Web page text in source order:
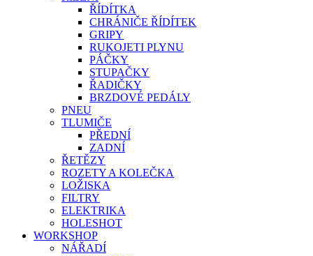
ŘÍDÍTKA
CHRÁNIČE ŘÍDÍTEK
GRIPY
RUKOJETI PLYNU
PÁČKY
STUPAČKY
ŘADIČKY
BRZDOVÉ PEDÁLY
PNEU
TLUMIČE
PŘEDNÍ
ZADNÍ
ŘETĚZY
ROZETY A KOLEČKA
LOŽISKA
FILTRY
ELEKTRIKA
HOLESHOT
WORKSHOP
NÁŘADÍ